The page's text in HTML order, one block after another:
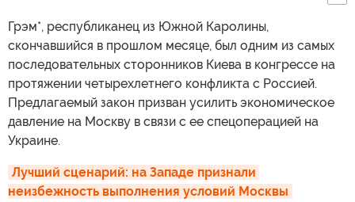
Грэм*, республиканец из Южной Каролины,
скончавшийся в прошлом месяце, был одним из самых
последовательных сторонников Киева в конгрессе на
протяжении четырехлетнего конфликта с Россией.
Предлагаемый закон призван усилить экономическое
давление на Москву в связи с ее спецоперацией на
Украине.
Лучший сценарий: на Западе признали
неизбежность выполнения условий Москвы